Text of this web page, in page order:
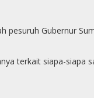
pesuruh Gubernur
terkait siapa-siapa